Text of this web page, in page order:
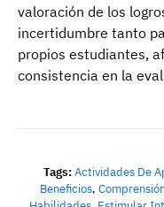
valoración de los
incertidumbre tanto
propios estudiantes,
consistencia en la
Tags: Actividades De
Beneficios,